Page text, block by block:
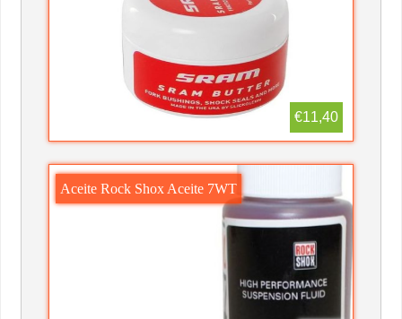
€11,40
Aceite Rock Shox Aceite 7WT